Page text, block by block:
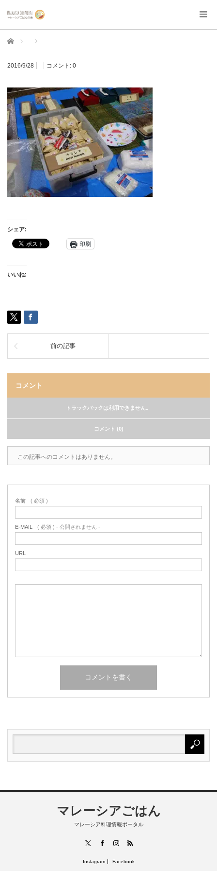
ホーム
2016/9/28 コメント: 0
シェア:
印刷
いいね:
前の記事
コメント
トラックバックは利用できません。
コメント (0)
この記事へのコメントはありません。
名前 ( 必須 )
E-MAIL ( 必須 ) - 公開されません -
URL
マレーシアごはん
マレーシア料理情報ポータル
FacebookInstagram
RSS
Instagram Facebook